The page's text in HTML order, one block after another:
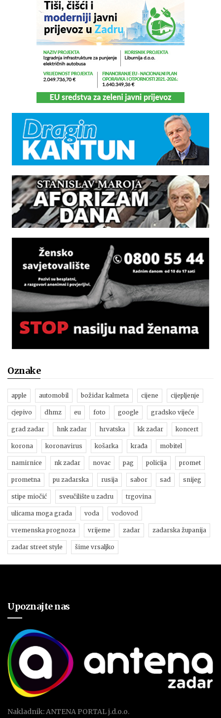
Oznake
apple automobil božidar kalmeta cijene cijepljenje
cjepivo dhmz eu foto google gradsko vijeće
grad zadar hnk zadar hrvatska kk zadar koncert
korona koronavirus košarka krađa mobitel
namirnice nk zadar novac pag policija promet
prometna pu zadarska rusija sabor sad snijeg
stipe miočić sveučilište u zadru trgovina
ulicama moga grada voda vodovod
vremenska prognoza vrijeme zadar zadarska županija
zadar street style šime vrsaljko
Upoznajte nas
Nakladnik: ANTENA PORTAL j.d.o.o.